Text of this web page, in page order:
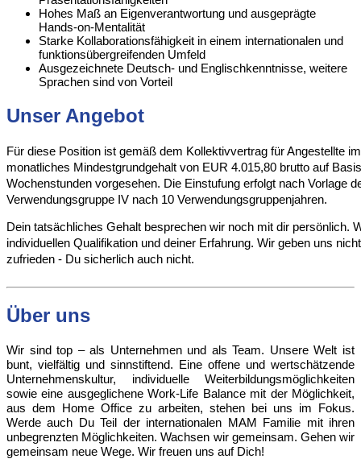
Hohes Maß an Eigenverantwortung und ausgeprägte
Hands-on-Mentalität
Starke Kollaborationsfähigkeit in einem internationalen und
funktionsübergreifenden Umfeld
Ausgezeichnete Deutsch- und Englischkenntnisse, weitere
Sprachen sind von Vorteil
Unser Angebot
Für diese Position ist gemäß dem Kollektivvertrag für Angestellte
monatliches Mindestgrundgehalt von EUR 4.015,80 brutto auf
Wochenstunden vorgesehen. Die Einstufung erfolgt nach Vorlage
Verwendungsgruppe IV nach 10 Verwendungsgruppenjahren.
Dein tatsächliches Gehalt besprechen wir noch mit dir persönlich.
individuellen Qualifikation und deiner Erfahrung. Wir geben uns
zufrieden - Du sicherlich auch nicht.
Über uns
Wir sind top – als Unternehmen und als Team. Unsere Welt ist
bunt, vielfältig und sinnstiftend. Eine offene und wertschätzende
Unternehmenskultur, individuelle Weiterbildungsmöglichkeiten
sowie eine ausgeglichene Work-Life Balance mit der Möglichkeit,
aus dem Home Office zu arbeiten, stehen bei uns im Fokus.
Werde auch Du Teil der internationalen MAM Familie mit ihren
unbegrenzten Möglichkeiten. Wachsen wir gemeinsam. Gehen wir
gemeinsam neue Wege. Wir freuen uns auf Dich!